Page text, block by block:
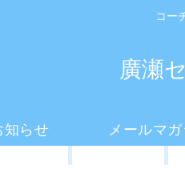
コー
廣瀬
知らせ メールマ